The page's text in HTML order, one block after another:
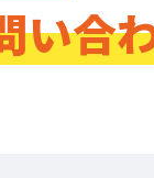
い合